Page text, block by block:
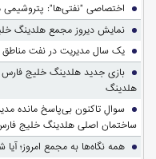
اختصاصی "نفتی‌ها":
نمایش دیروز مجمع هلدینگ
یک سال مدیریت در نفت مناطق
بازی جدید هلدینگ خلیج فارس
هلدینگ
سوالِ تاکنون بی‌پاسخ مانده
ساختمان اصلی هلدینگ خلیج
همه نگاه‌ها به مجمع امروز؛